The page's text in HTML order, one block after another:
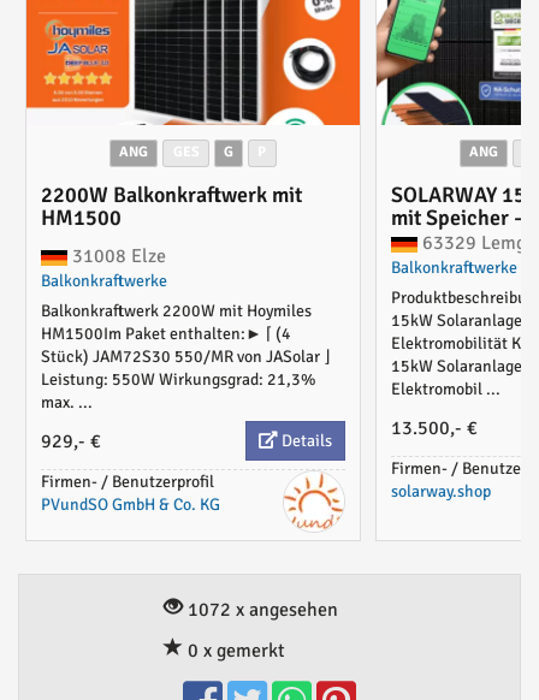
ANG G
2200W Balkonkraftwerk mit
HM1500
31008 Elze
Balkonkraftwerke
Balkonkraftwerk 2200W mit Hoymiles
HM1500Im Paket enthalten:► ⌈ (4
Stück) JAM72S30 550/MR von JASolar ⌋
Leistung: 550W Wirkungsgrad: 21,3%
max. ...
929,- €
Details
Firmen- / Benutzerprofil
PVundSO GmbH & Co. KG
ANG
SOLARWAY
mit Speicher –
Komplettset
Panels), Deye
SG04LP3 (12
e 11 kW
Deye 15 kWh
BAFA KfW 442
63329 Lemgo
Balkonkraftwerke
15kW Solaranlage
Elektromobilität
15kW Solaranlage
Elektromobil ...
13.500,- €
Firmen- /
solarway.shop
1072 x angesehen
0 x gemerkt